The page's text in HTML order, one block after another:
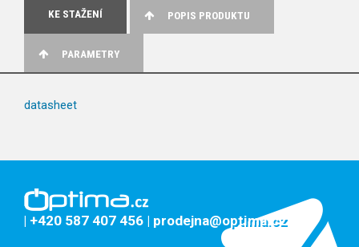
KE STAŽENÍ POPIS PRODUKTU
PARAMETRY
datasheet
| +420 587 407 456 | prodejna@optima.cz